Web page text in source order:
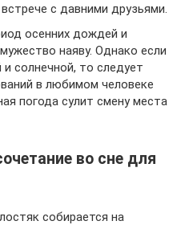
с давними друзьями.
осенних дождей и
наяву. Однако если
солнечной, то следует
в любимом человеке
погода сулит смену места
во сне для
собирается на